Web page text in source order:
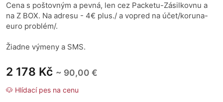
2 178 Kč ~ 90,00 €
🐶 Hlídací pes na cenu
Cena s poštovným a pevná, len cez Packetu-Zásilkovnu a
na Z BOX. Na adresu - 4€ plus./ a vopred na účet/koruna-
euro problém/.
Žiadne výmeny a SMS.